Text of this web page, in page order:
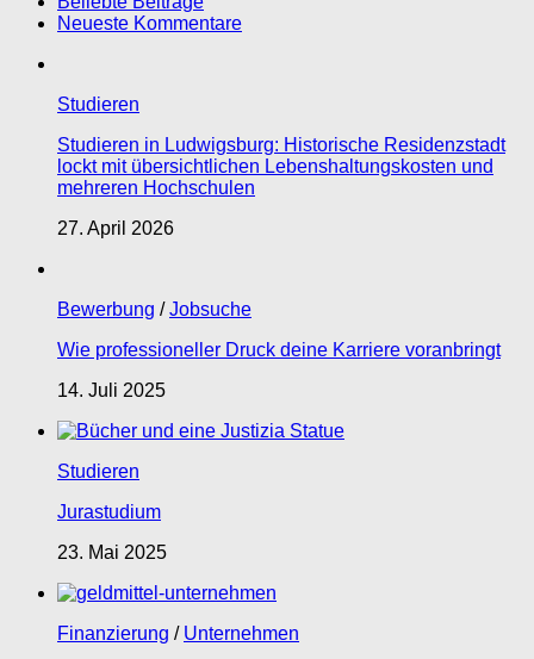
Neueste Kommentare
Studieren
Studieren in Ludwigsburg: Historische Residenzstadt
lockt mit übersichtlichen Lebenshaltungskosten und
mehreren Hochschulen
27. April 2026
Bewerbung /Jobsuche
Wie professioneller Druck deine Karriere voranbringt
14. Juli 2025
Studieren
Jurastudium
23. Mai 2025
Finanzierung / Unternehmen